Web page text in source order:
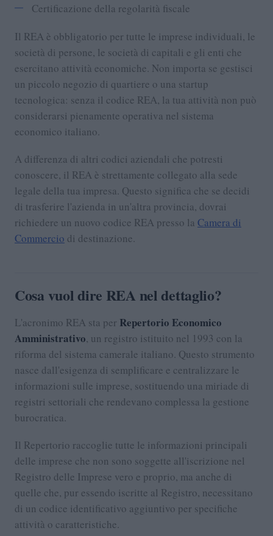
Certificazione della regolarità fiscale
Il REA è obbligatorio per tutte le imprese individuali, le
società di persone, le società di capitali e gli enti che
esercitano attività economiche. Non importa se gestisci
un piccolo negozio di quartiere o una startup
tecnologica: senza il codice REA, la tua attività non può
considerarsi pienamente operativa nel sistema
economico italiano.
A differenza di altri codici aziendali che potresti
conoscere, il REA è strettamente collegato alla sede
legale della tua impresa. Questo significa che se decidi
di trasferire l'azienda in un'altra provincia, dovrai
richiedere un nuovo codice REA presso la Camera di
Commercio di destinazione.
Cosa vuol dire REA nel dettaglio?
L'acronimo REA sta per Repertorio Economico
Amministrativo, un registro istituito nel 1993 con la
riforma del sistema camerale italiano. Questo strumento
nasce dall'esigenza di semplificare e centralizzare le
informazioni sulle imprese, sostituendo una miriade di
registri settoriali che rendevano complessa la gestione
burocratica.
Il Repertorio raccoglie tutte le informazioni principali
delle imprese che non sono soggette all'iscrizione nel
Registro delle Imprese vero e proprio, ma anche di
quelle che, pur essendo iscritte al Registro, necessitano
di un codice identificativo aggiuntivo per specifiche
attività o caratteristiche.